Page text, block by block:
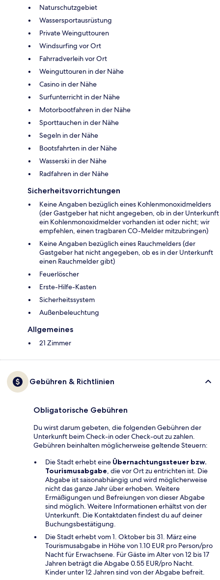
Naturschutzgebiet
Wassersportausrüstung
Private Weinguttouren
Windsurfing vor Ort
Fahrradverleih vor Ort
Weinguttouren in der Nähe
Casino in der Nähe
Surfunterricht in der Nähe
Motorbootfahren in der Nähe
Sporttauchen in der Nähe
Segeln in der Nähe
Bootsfahrten in der Nähe
Wasserski in der Nähe
Radfahren in der Nähe
Sicherheitsvorrichtungen
Keine Angaben bezüglich eines Kohlenmonoxidmelders
(der Gastgeber hat nicht angegeben, ob in der Unterkunft
ein Kohlenmonoxidmelder vorhanden ist oder nicht; wir
empfehlen, einen tragbaren CO-Melder mitzubringen)
Keine Angaben bezüglich eines Rauchmelders (der
Gastgeber hat nicht angegeben, ob es in der Unterkunft
einen Rauchmelder gibt)
Feuerlöscher
Ers­te-Hil­fe-Kas­ten
Sicherheitssystem
Außenbeleuchtung
Allgemeines
21 Zimmer
Gebühren & Richtlinien
Obligatorische Gebühren
Du wirst darum gebeten, die folgenden Gebühren der
Unterkunft beim Check-in oder Check-out zu zahlen.
Gebühren beinhalten möglicherweise geltende Steuern:
Die Stadt erhebt eine Übernachtungssteuer bzw.
Tourismusabgabe, die vor Ort zu entrichten ist. Die
Abgabe ist saisonabhängig und wird möglicherweise
nicht das ganze Jahr über erhoben. Weitere
Ermäßigungen und Befreiungen von dieser Abgabe
sind möglich. Weitere Informationen erhältst von der
Unterkunft. Die Kontaktdaten findest du auf deiner
Buchungsbestätigung.
Die Stadt erhebt vom 1. Oktober bis 31. März eine
Tourismusabgabe in Höhe von 1.10 EUR pro Person/pro
Nacht für Erwachsene. Für Gäste im Alter von 12 bis 17
Jahren beträgt die Abgabe 0.55 EUR/pro Nacht.
Kinder unter 12 Jahren sind von der Abgabe befreit.